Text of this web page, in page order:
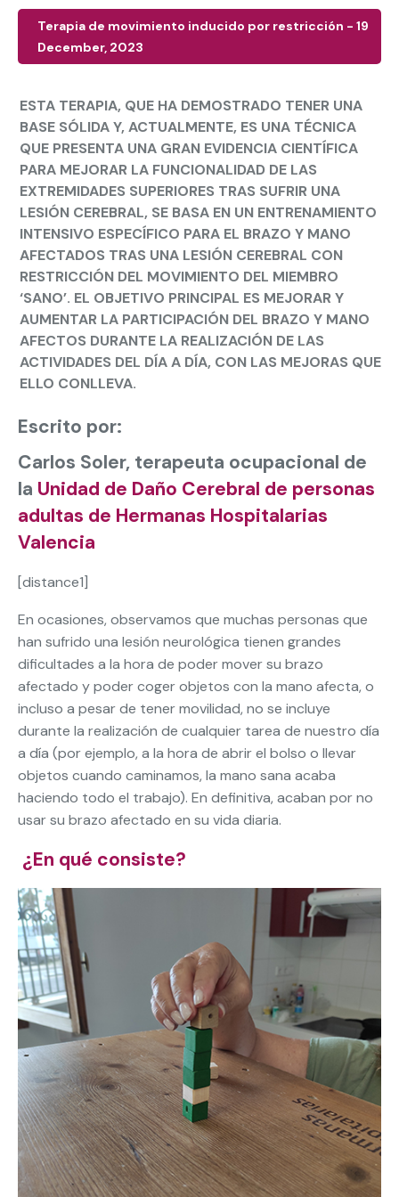
Terapia de movimiento inducido por restricción - 19
December, 2023
ESTA TERAPIA, QUE HA DEMOSTRADO TENER UNA
BASE SÓLIDA Y, ACTUALMENTE, ES UNA TÉCNICA
QUE PRESENTA UNA GRAN EVIDENCIA CIENTÍFICA
PARA MEJORAR LA FUNCIONALIDAD DE LAS
EXTREMIDADES SUPERIORES TRAS SUFRIR UNA
LESIÓN CEREBRAL, SE BASA EN UN ENTRENAMIENTO
INTENSIVO ESPECÍFICO PARA EL BRAZO Y MANO
AFECTADOS TRAS UNA LESIÓN CEREBRAL CON
RESTRICCIÓN DEL MOVIMIENTO DEL MIEMBRO
‘SANO’. EL OBJETIVO PRINCIPAL ES MEJORAR Y
AUMENTAR LA PARTICIPACIÓN DEL BRAZO Y MANO
AFECTOS DURANTE LA REALIZACIÓN DE LAS
ACTIVIDADES DEL DÍA A DÍA, CON LAS MEJORAS QUE
ELLO CONLLEVA.
Escrito por:
Carlos Soler, terapeuta ocupacional de
la Unidad de Daño Cerebral de personas
adultas de Hermanas Hospitalarias
Valencia
[distance1]
En ocasiones, observamos que muchas personas que
han sufrido una lesión neurológica tienen grandes
dificultades a la hora de poder mover su brazo
afectado y poder coger objetos con la mano afecta, o
incluso a pesar de tener movilidad, no se incluye
durante la realización de cualquier tarea de nuestro día
a día (por ejemplo, a la hora de abrir el bolso o llevar
objetos cuando caminamos, la mano sana acaba
haciendo todo el trabajo). En definitiva, acaban por no
usar su brazo afectado en su vida diaria.
¿En qué consiste?